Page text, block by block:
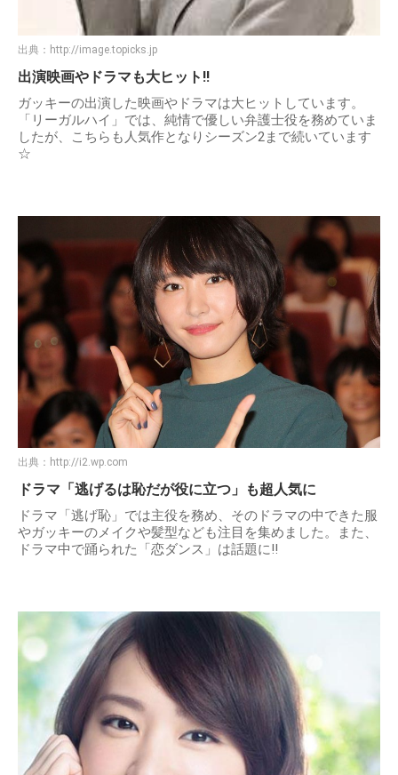
出典： http://image.topicks.jp
出演映画やドラマも大ヒット!!
ガッキーの出演した映画やドラマは大ヒットしています。
「リーガルハイ」では、純情で優しい弁護士役を務めていま
したが、こちらも人気作となりシーズン2まで続いています
☆
出典： http://i2.wp.com
ドラマ「逃げるは恥だが役に立つ」も超人気に
ドラマ「逃げ恥」では主役を務め、そのドラマの中できた服
やガッキーのメイクや髪型なども注目を集めました。また、
ドラマ中で踊られた「恋ダンス」は話題に!!